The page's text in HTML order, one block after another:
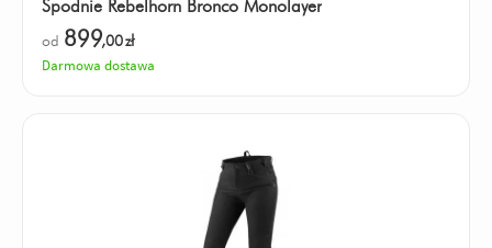
Spodnie Rebelhorn Bronco Monolayer
od 899,00zł
Darmowa dostawa